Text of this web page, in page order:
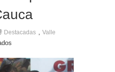
Destacadas , Valle